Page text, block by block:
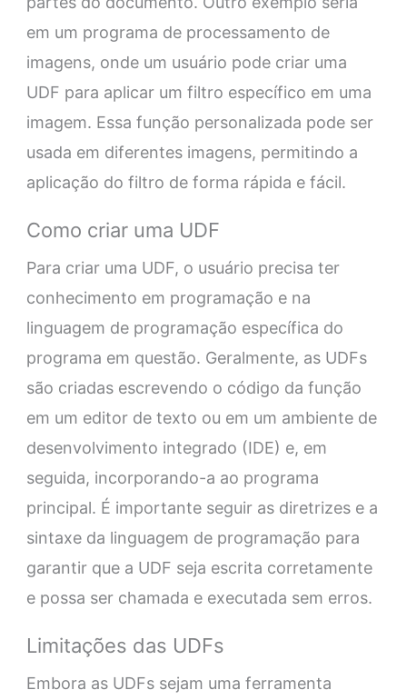
em um programa de processamento de
imagens, onde um usuário pode criar uma
UDF para aplicar um filtro específico em uma
imagem. Essa função personalizada pode ser
usada em diferentes imagens, permitindo a
aplicação do filtro de forma rápida e fácil.
Como criar uma UDF
Para criar uma UDF, o usuário precisa ter
conhecimento em programação e na
linguagem de programação específica do
programa em questão. Geralmente, as UDFs
são criadas escrevendo o código da função
em um editor de texto ou em um ambiente de
desenvolvimento integrado (IDE) e, em
seguida, incorporando-a ao programa
principal. É importante seguir as diretrizes e a
sintaxe da linguagem de programação para
garantir que a UDF seja escrita corretamente
e possa ser chamada e executada sem erros.
Limitações das UDFs
Embora as UDFs sejam uma ferramenta